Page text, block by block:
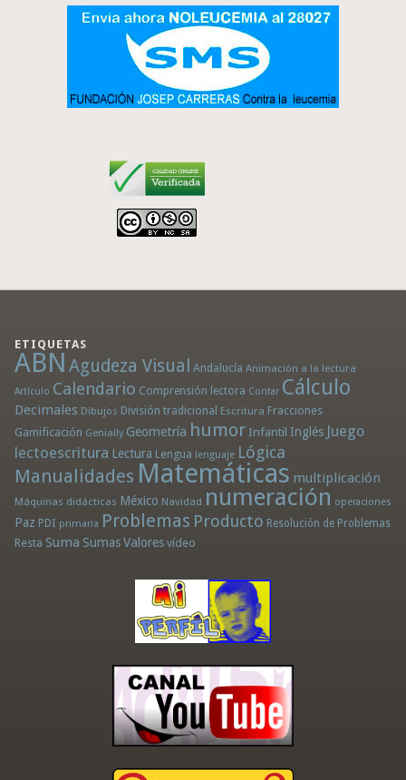
ETIQUETAS
ABN Agudeza Visual Andalucía Animación a la lectura
Artículo Calendario Comprensión lectora Contar Cálculo
Decimales Dibujos División tradicional Escritura Fracciones
Gamificación Genially Geometría humor Infantil Inglés Juego
lectoescritura Lectura Lengua lenguaje Lógica
Manualidades Matemáticas multiplicación
Máquinas didácticas México Navidad numeración operaciones
Paz PDI primaria Problemas Producto Resolución de Problemas
Resta Suma Sumas Valores vídeo